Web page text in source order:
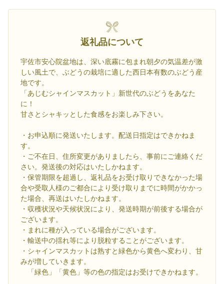
返礼品について
宇佐市安心院盆地は、深い底霧に包まれ朝夕の気温差が激
しい風土で、ぶどうの栽培に適した西日本有数のぶどう産
地です。
「あじむシャインマスカット」新世代のぶどうをあなた
に！
甘さとシャキッとした食感をお楽しみ下さい。
・お申込順に発送いたします。配送日指定はできかねま
す。
・ご不在日、住所変更がありましたら、事前にご連絡くだ
さい。発送後の対応はいたしかねます。
・保管期限を超過し、返礼品をお受け取りできなかった場
合や受取人様のご都合により受け取りまでに時間がかかっ
た場合、再送はいたしかねます。
・収穫状況や天候状況により、発送時期が前後する場合が
ございます。
・まれに種が入っている場合がございます。
・輸送中の揺れ等により脱粒することがございます。
・シャインマスカットは熟すと緑色から黄色へ変わり、甘
みが増していきます。
「緑色」「黄色」等の色の指定はお受けできかねます。